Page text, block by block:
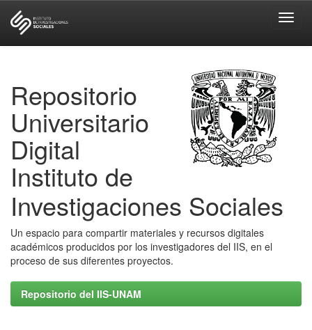
Repositorio
Universitario
Digital
Instituto de
Investigaciones Sociales
Un espacio para compartir materiales y recursos digitales
académicos producidos por los investigadores del IIS, en el
proceso de sus diferentes proyectos.
Repositorio del IIS-UNAM